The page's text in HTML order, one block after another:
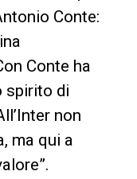
Conte:
Conte ha
spirito di
non
ma qui a